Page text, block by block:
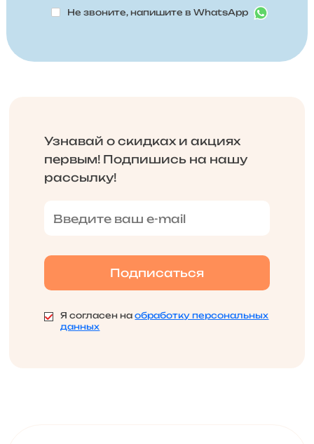
Не звоните, напишите в WhatsApp
Узнавай о скидках и акциях
первым! Подпишись на нашу
рассылку!
Я согласен наобработку персональных
данных